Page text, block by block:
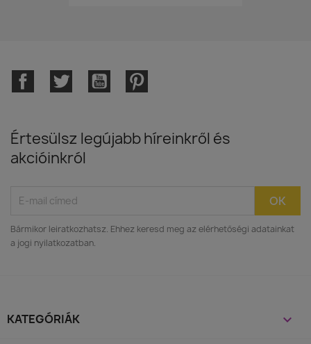
Értesülsz legújabb híreinkről és
akcióinkról
Bármikor leiratkozhatsz. Ehhez keresd meg az elérhetőségi adatainkat
a jogi nyilatkozatban.
FacebookTwitter YouTube
KATEGÓRIÁK 